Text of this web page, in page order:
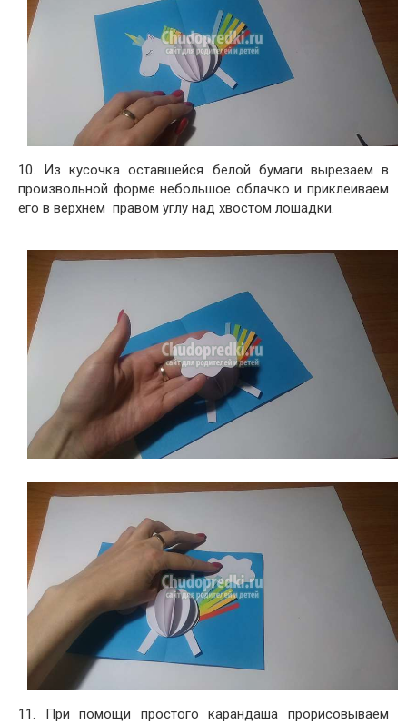
10. Из кусочка оставшейся белой бумаги вырезаем в
произвольной форме небольшое облачко и приклеиваем
его в верхнем правом углу над хвостом лошадки.
11. При помощи простого карандаша прорисовываем